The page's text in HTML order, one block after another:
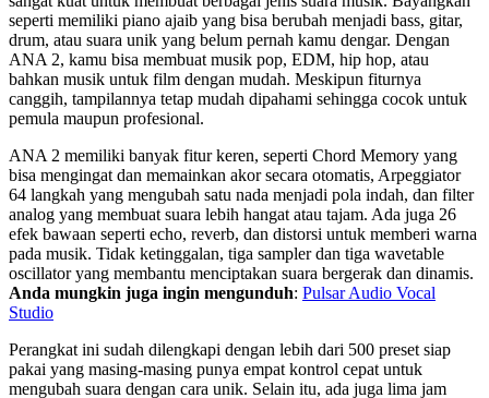
seperti memiliki piano ajaib yang bisa berubah menjadi bass, gitar,
drum, atau suara unik yang belum pernah kamu dengar. Dengan
ANA 2, kamu bisa membuat musik pop, EDM, hip hop, atau
bahkan musik untuk film dengan mudah. Meskipun fiturnya
canggih, tampilannya tetap mudah dipahami sehingga cocok untuk
pemula maupun profesional.
ANA 2 memiliki banyak fitur keren, seperti Chord Memory yang
bisa mengingat dan memainkan akor secara otomatis, Arpeggiator
64 langkah yang mengubah satu nada menjadi pola indah, dan filter
analog yang membuat suara lebih hangat atau tajam. Ada juga 26
efek bawaan seperti echo, reverb, dan distorsi untuk memberi warna
pada musik. Tidak ketinggalan, tiga sampler dan tiga wavetable
oscillator yang membantu menciptakan suara bergerak dan dinamis.
Anda mungkin juga ingin mengunduh: Pulsar Audio Vocal
Studio
Perangkat ini sudah dilengkapi dengan lebih dari 500 preset siap
pakai yang masing-masing punya empat kontrol cepat untuk
mengubah suara dengan cara unik. Selain itu, ada juga lima jam